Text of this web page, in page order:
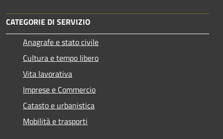
CATEGORIE DI SERVIZIO
Anagrafe e stato civile
Cultura e tempo libero
Vita lavorativa
Imprese e Commercio
Catasto e urbanistica
Mobilità e trasporti